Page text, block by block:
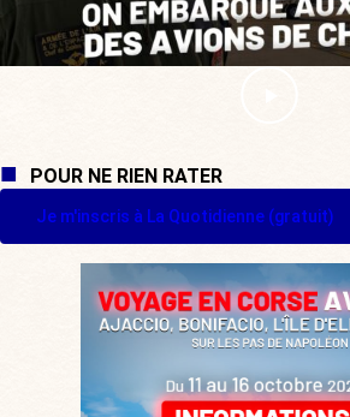
POUR NE RIEN RATER
Je m'inscris à La Quotidienne (gratuit)